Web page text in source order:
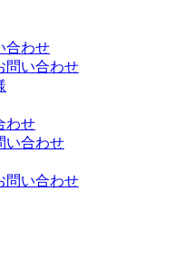
合わせ
問い合わせ
わせ
い合わせ
問い合わせ